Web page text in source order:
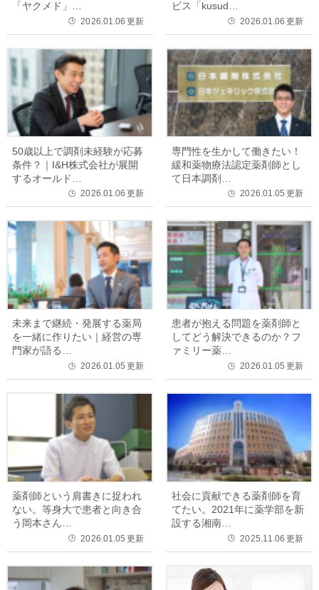
「ヤクメド」…
🕒 2026.01.06 更新
ビス「kusud…
🕒 2026.01.06 更新
50歳以上で調剤未経験が応募
条件？｜I&H株式会社が展開
するオールド…
🕒 2026.01.06 更新
専門性を生かして働きたい！
緩和薬物療法認定薬剤師とし
て日本調剤…
🕒 2026.01.05 更新
未来まで継続・発展する薬局
を一緒に作りたい｜経営の専
門家が語る…
🕒 2026.01.05 更新
患者が抱える問題を薬剤師と
してどう解決できるのか？フ
ァミリー薬…
🕒 2026.01.05 更新
薬剤師という肩書きに捉われ
ない。等身大で患者と向き合
う岡本さん…
🕒 2026.01.05 更新
社会に貢献できる薬剤師を育
てたい。2021年に薬学部を新
設する湘南…
🕒 2025.11.06 更新